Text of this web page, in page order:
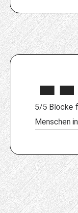
5/5 Blöcke
Menschen